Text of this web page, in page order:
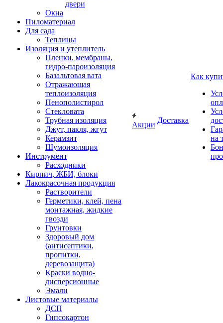
двери
Окна
Пиломатериал
Для сада
Теплицы
Изоляция и утеплитель
Пленки, мембраны,
гидро-пароизоляция
Базальтовая вата
Отражающая
теплоизоляция
Пенополистирол
Стекловата
Трубная изоляция
Джут, пакля, жгут
Керамзит
Шумоизоляция
Инструмент
Расходники
Кирпич, ЖБИ, блоки
Лакокрасочная продукция
Растворители
Герметики, клей, пена
монтажная, жидкие
гвозди
Грунтовки
Здоровый дом
(антисептики,
пропитки,
деревозащита)
Краски водно-
дисперсионные
Эмали
Листовые материалы
ДСП
Гипсокартон
Акции
Доставка
Как
на